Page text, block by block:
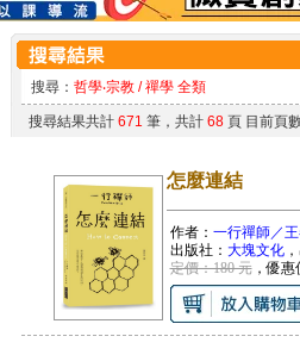
搜尋： 哲學‧宗教 / 禪學 全類
搜尋結果共計 671 筆，共計 68頁 目前頁
怎麼連結
作者： 一行禪師／
出版社： 大塊文化
定價：180 元，優惠